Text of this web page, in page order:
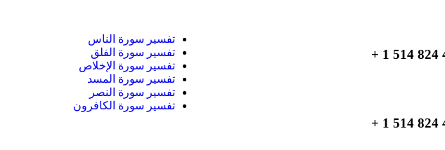
تفسير سورة الناس
تفسير سورة الفلق
تفسير سورة الإخلاص
تفسير سورة المسد
تفسير سورة النصر
تفسير سورة الكافرون